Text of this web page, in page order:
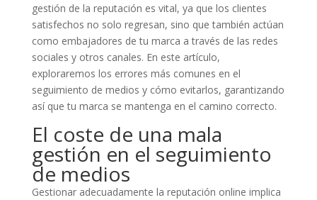
gestión de la reputación es vital, ya que los clientes
satisfechos no solo regresan, sino que también actúan
como embajadores de tu marca a través de las redes
sociales y otros canales. En este artículo,
exploraremos los errores más comunes en el
seguimiento de medios y cómo evitarlos, garantizando
así que tu marca se mantenga en el camino correcto.
El coste de una mala
gestión en el seguimiento
de medios
Gestionar adecuadamente la reputación online implica